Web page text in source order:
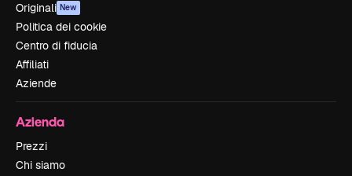
Originali New
Politica dei cookie
Centro di fiducia
Affiliati
Aziende
Azienda
Prezzi
Chi siamo